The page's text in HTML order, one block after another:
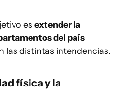
es extender la
del país
las distintas intendencias.
física y la